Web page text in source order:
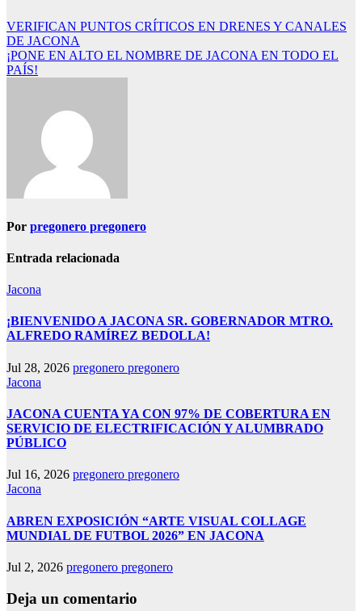
Navegación
de
entradas
VERIFICAN PUNTOS CRÍTICOS EN DRENES Y CANALES
DE JACONA
¡PONE EN ALTO EL NOMBRE DE JACONA EN TODO EL
PAÍS!
Por pregonero pregonero
Entrada relacionada
Jacona
¡BIENVENIDO A JACONA SR. GOBERNADOR MTRO.
ALFREDO RAMÍREZ BEDOLLA!
Jul 28, 2026 pregonero pregonero
Jacona
JACONA CUENTA YA CON 97% DE COBERTURA EN
SERVICIO DE ELECTRIFICACIÓN Y ALUMBRADO
PÚBLICO
Jul 16, 2026 pregonero pregonero
Jacona
ABREN EXPOSICIÓN “ARTE VISUAL COLLAGE
MUNDIAL DE FUTBOL 2026” EN JACONA
Jul 2, 2026 pregonero pregonero
Deja un comentario